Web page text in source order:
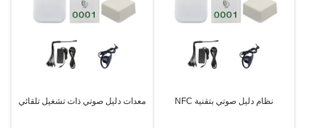
نظام دليل صوتي بتقنية NFC معدات دليل صوتي ذات تشغيل تلقائي